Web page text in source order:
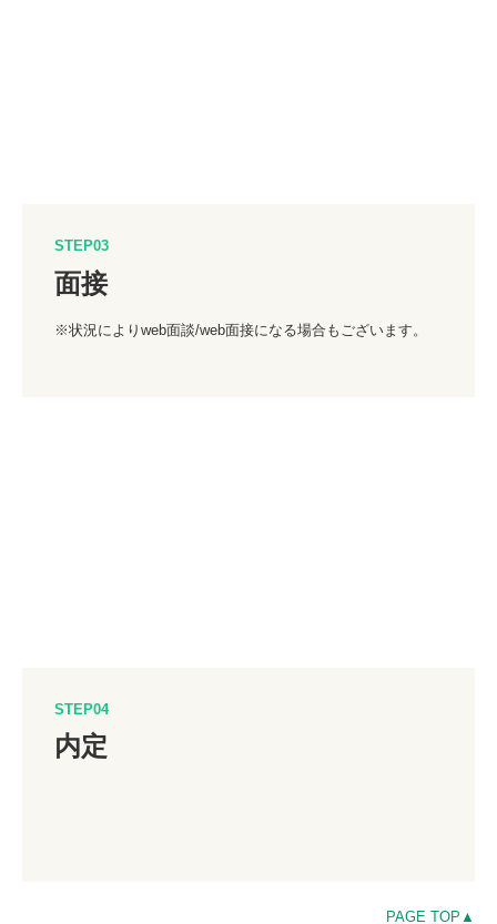
STEP03
面接
※状況によりweb面談/web面接になる場合もございます。
STEP04
内定
PAGE TOP▲